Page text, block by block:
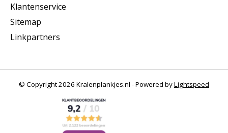
Klantenservice
Sitemap
Linkpartners
© Copyright 2026 Kralenplankjes.nl - Powered byLightspeed